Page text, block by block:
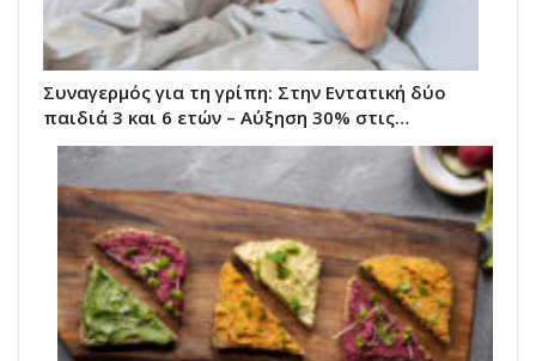
Συναγερμός για τη γρίπη: Στην Εντατική δύο
παιδιά 3 και 6 ετών – Αύξηση 30% στις…